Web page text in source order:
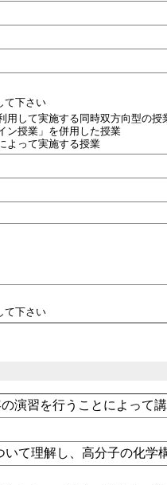
て下さい
用して実施する同時双方向型の授
ン授業」を併用した授業
よって実施する授業
て下さい
演習を行うことによって
て理解し、高分子の化学